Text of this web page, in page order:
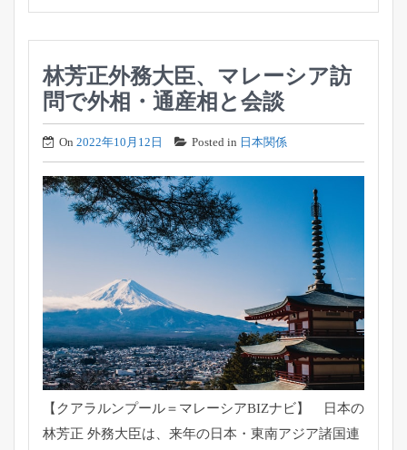
林芳正外務大臣、マレーシア訪
問で外相・通産相と会談
On 2022年10月12日 Posted in 日本関係
【クアラルンプール＝マレーシアBIZナビ】 日本の
林芳正 外務大臣は、来年の日本・東南アジア諸国連